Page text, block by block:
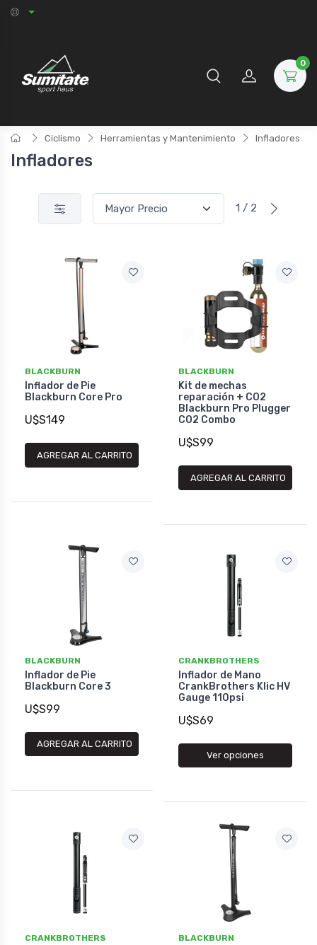
0
Ciclismo Herramientas y Mantenimiento Infladores
Infladores
1 / 2
BLACKBURN
Inflador de Pie
Blackburn Core Pro
U$S149
AGREGAR AL CARRITO
BLACKBURN
Kit de mechas
reparación + CO2
Blackburn Pro Plugger
CO2 Combo
U$S99
AGREGAR AL CARRITO
BLACKBURN
Inflador de Pie
Blackburn Core 3
U$S99
AGREGAR AL CARRITO
CRANKBROTHERS
Inflador de Mano
CrankBrothers Klic HV
Gauge 110psi
U$S69
Ver opciones
CRANKBROTHERS BLACKBURN